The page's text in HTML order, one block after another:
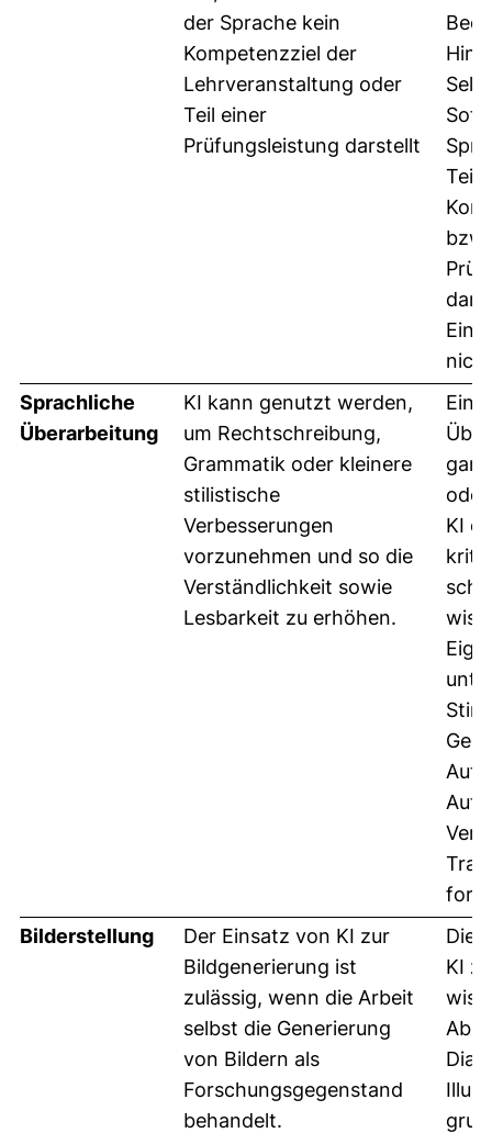
der Sprache kein
Kompetenzziel der
Lehrveranstaltung oder
Teil einer
Prüfungsleistung darstellt
Teil
Sprachliche
Überarbeitung
KI kann genutzt werden,
um Rechtschreibung,
Grammatik oder kleinere
stilistische
Verbesserungen
vorzunehmen und so die
Verständlichkeit sowie
Lesbarkeit zu erhöhen.
Eine
KI
Bilderstellung
Der Einsatz von KI zur
Bildgenerierung ist
zulässig, wenn die Arbeit
selbst die Generierung
von Bildern als
Forschungsgegenstand
behandelt.
Die
KI